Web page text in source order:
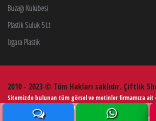
Buzağı Kulübesi
Plastik Suluk 5 Lt
Izgara Plastik
2010 - 2023 © Tüm Hakları saklıdır. Çiftlik
Sitemizde bulunan tüm görsel ve metinler firmamıza ait
alınmadan kullanımı kesinlikle yasaktır.
Web Tasarım